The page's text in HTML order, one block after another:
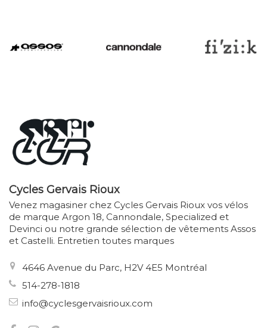
Cycles Gervais Rioux
Venez magasiner chez Cycles Gervais Rioux vos vélos
de marque Argon 18, Cannondale, Specialized et
Devinci ou notre grande sélection de vêtements Assos
et Castelli. Entretien toutes marques
4646 Avenue du Parc, H2V 4E5 Montréal
514-278-1818
info@cyclesgervaisrioux.com